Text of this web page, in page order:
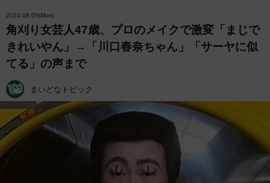
2024.08.05(Mon)
角刈り女芸人47歳、プロのメイクで激変「まじで
きれいやん」→「川口春奈ちゃん」「サーヤに似
てる」の声まで
まいどなトピック